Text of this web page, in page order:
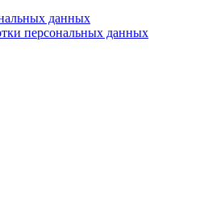
данных
персональных данных